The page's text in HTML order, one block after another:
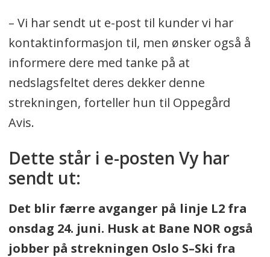
– Vi har sendt ut e-post til kunder vi har
kontaktinformasjon til, men ønsker også å
informere dere med tanke på at
nedslagsfeltet deres dekker denne
strekningen, forteller hun til Oppegård
Avis.
Dette står i e-posten Vy har
sendt ut:
Det blir færre avganger på linje L2 fra
onsdag 24. juni. Husk at Bane NOR også
jobber på strekningen Oslo S–Ski fra